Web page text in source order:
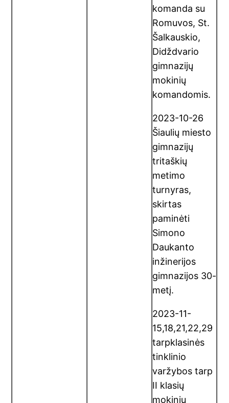
komanda su
Romuvos, St.
Šalkauskio,
Didždvario
gimnazijų
mokinių
komandomis.
2023-10-26
Šiaulių miesto
gimnazijų
tritaškių
metimo
turnyras,
skirtas
paminėti
Simono
Daukanto
inžinerijos
gimnazijos 30-
metį.
2023-11-
15,18,21,22,29
tarpklasinės
tinklinio
varžybos tarp
II klasių
mokinių